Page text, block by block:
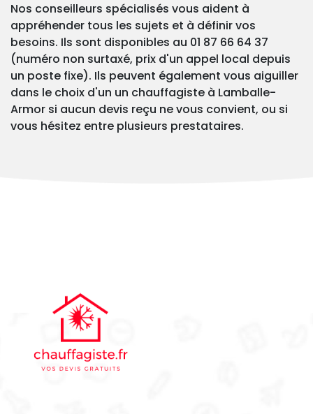
Nos conseilleurs spécialisés vous aident à
appréhender tous les sujets et à définir vos
besoins. Ils sont disponibles au 01 87 66 64 37
(numéro non surtaxé, prix d'un appel local depuis
un poste fixe). Ils peuvent également vous aiguiller
dans le choix d'un un chauffagiste à Lamballe-
Armor si aucun devis reçu ne vous convient, ou si
vous hésitez entre plusieurs prestataires.